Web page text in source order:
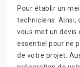
Pour établir un
techniciens. Ainsi,
vous met un
essentiel pour ne
de votre projet.